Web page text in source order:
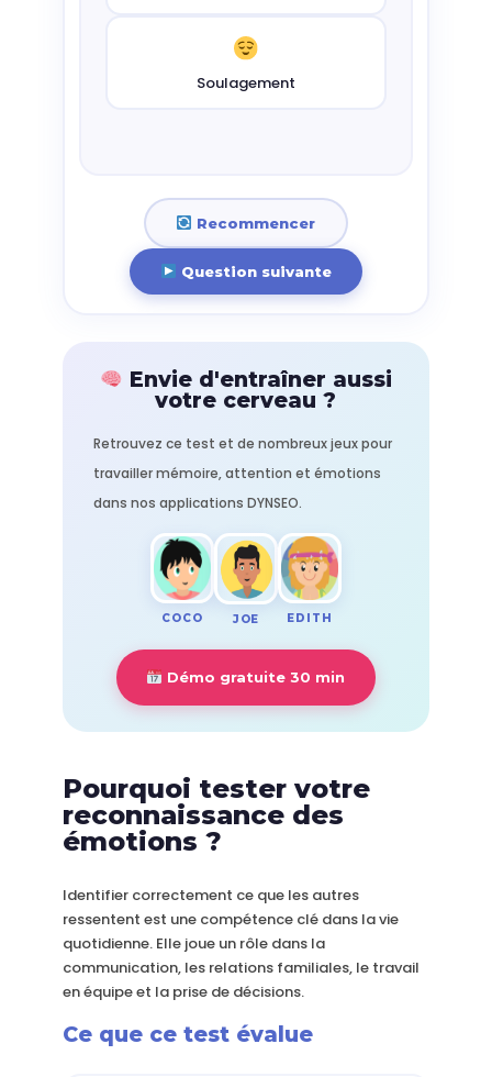
Soulagement
Recommencer
Question suivante
Envie d'entraîner aussi
votre cerveau ?
Retrouvez ce test et de nombreux jeux pour
travailler mémoire, attention et émotions
dans nos applications DYNSEO.
COCO JOE EDITH
Démo gratuite 30 min
Pourquoi tester votre
reconnaissance des
émotions ?
Identifier correctement ce que les autres
ressentent est une compétence clé dans la vie
quotidienne. Elle joue un rôle dans la
communication, les relations familiales, le travail
en équipe et la prise de décisions.
Ce que ce test évalue